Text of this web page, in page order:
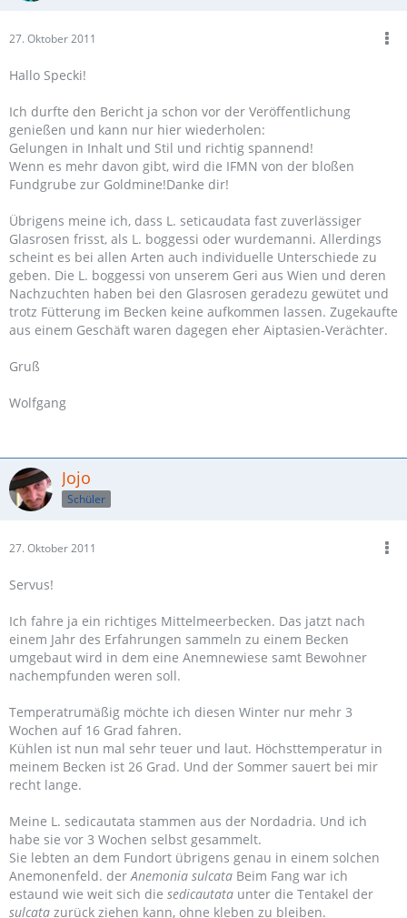
27. Oktober 2011
Hallo Specki!
Ich durfte den Bericht ja schon vor der Veröffentlichung
genießen und kann nur hier wiederholen:
Gelungen in Inhalt und Stil und richtig spannend!
Wenn es mehr davon gibt, wird die IFMN von der bloßen
Fundgrube zur Goldmine!Danke dir!
Übrigens meine ich, dass L. seticaudata fast zuverlässiger
Glasrosen frisst, als L. boggessi oder wurdemanni. Allerdings
scheint es bei allen Arten auch individuelle Unterschiede zu
geben. Die L. boggessi von unserem Geri aus Wien und deren
Nachzuchten haben bei den Glasrosen geradezu gewütet und
trotz Fütterung im Becken keine aufkommen lassen. Zugekaufte
aus einem Geschäft waren dagegen eher Aiptasien-Verächter.
Gruß
Wolfgang
Jojo
Schüler
27. Oktober 2011
Servus!
Ich fahre ja ein richtiges Mittelmeerbecken. Das jatzt nach
einem Jahr des Erfahrungen sammeln zu einem Becken
umgebaut wird in dem eine Anemnewiese samt Bewohner
nachempfunden weren soll.
Temperatrumäßig möchte ich diesen Winter nur mehr 3
Wochen auf 16 Grad fahren.
Kühlen ist nun mal sehr teuer und laut. Höchsttemperatur in
meinem Becken ist 26 Grad. Und der Sommer sauert bei mir
recht lange.
Meine L. sedicautata stammen aus der Nordadria. Und ich
habe sie vor 3 Wochen selbst gesammelt.
Sie lebten an dem Fundort übrigens genau in einem solchen
Anemonenfeld. derAnemonia sulcata Beim Fang war ich
estaund wie weit sich die sedicautata unter die Tentakel der
sulcata zurück ziehen kann, ohne kleben zu bleiben.